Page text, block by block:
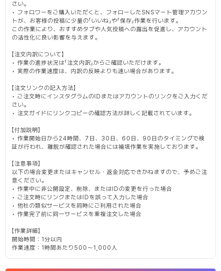
さい。
• フォロワーをご購入いただくと、フォローしたSNSマート管理アカウン
トが、お客様の投稿に少量の「いいね」や「保存」作業を行います。
この作業により、おすすめタブや人気投稿への露出を促進し、アカウント
の活性化に良い影響を与えます。
【注文内訳について】
• 作業の進捗状況は「注文内訳」からご確認いただけます。
• 実際の作業速度は、内訳の反映よりも速い場合があります。
【注文リンクの記入方法】
• ご注文時にインスタグラムのIDまたはアカウントのリンクをご入力くだ
さい。
• 注文ガイドにリンクコピーの確認方法が詳しく記載されています。
【付加説明】
• 作業開始日から24時間、7日、30日、60日、90日のタイミングで検
証が行われ、離脱が確認された場合には補填作業を実施しております。
【注意事項】
以下の場合変更またはキャンセル・返金対応できかねますので、予めご注
意ください。
• 作業中に非公開設定、削除、またはIDの変更を行った場合
• ご注文時にリンクまたはIDを誤って入力した場合
• 他社の類似サービスを同時にご利用された場合
• 作業完了前に同一サービスを重複注文した場合
【作業詳細】
開始時間：1分以内
作業速度：1時間あたり500～1,000人